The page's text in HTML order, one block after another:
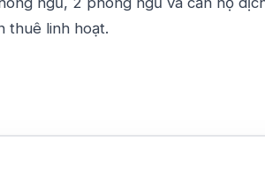
thuê linh hoạt.